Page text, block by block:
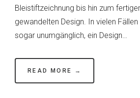
Bleistiftzeichnung bis hin zum
gewandelten Design. In vielen
sogar unumgänglich, ein Design…
READ MORE →